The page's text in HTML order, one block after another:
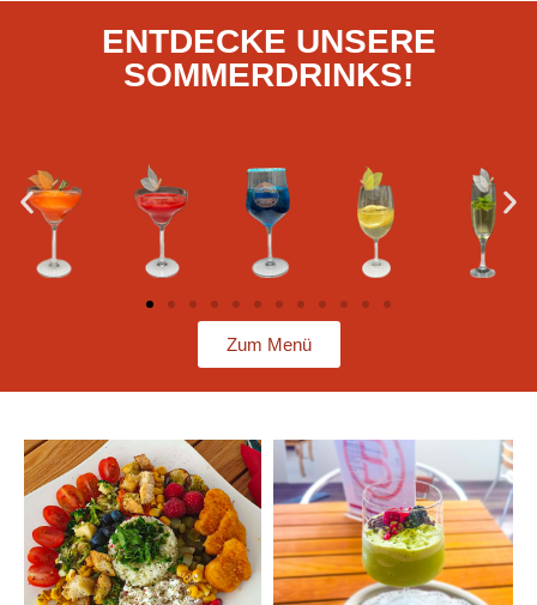
ENTDECKE UNSERE
SOMMERDRINKS!
Zum Menü